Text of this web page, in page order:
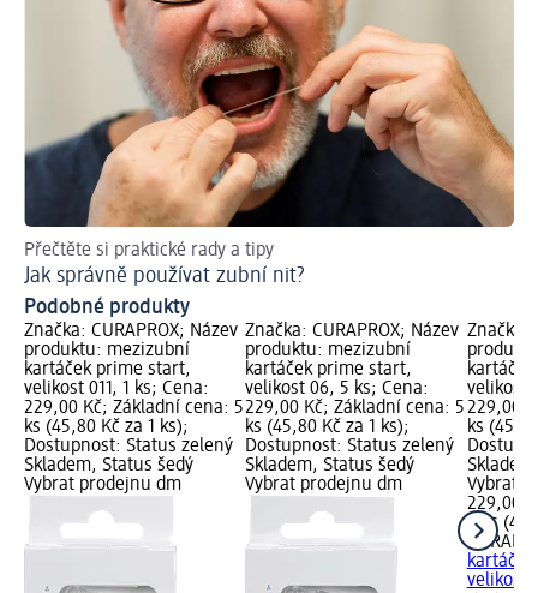
Přečtěte si praktické rady a tipy
Jak správně používat zubní nit?
Podobné produkty
Značka: CURAPROX; Název
produktu: mezizubní
kartáček prime start,
velikost 011, 1 ks; Cena:
229,00 Kč; Základní cena: 5
ks (45,80 Kč za 1 ks);
Dostupnost: Status zelený
Skladem, Status šedý
Vybrat prodejnu dm
Značka: CURAPROX; Název
produktu: mezizubní
kartáček prime start,
velikost 06, 5 ks; Cena:
229,00 Kč; Základní cena: 5
ks (45,80 Kč za 1 ks);
Dostupnost: Status zelený
Skladem, Status šedý
Vybrat prodejnu dm
Značka:
velikost
229,00
ks
Vybrat
229,00
5 ks
velikost